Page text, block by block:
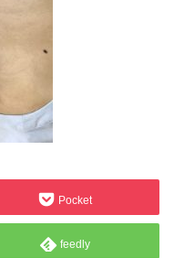
Pocket
feedly